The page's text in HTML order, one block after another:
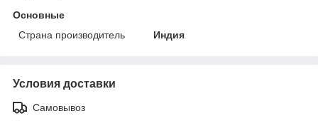
Основные
Страна производитель
Индия
Условия доставки
Самовывоз